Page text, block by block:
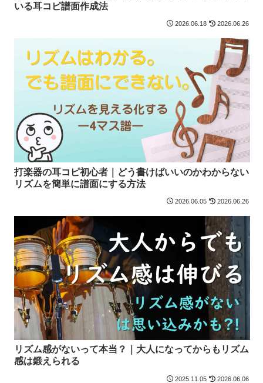
いる耳コピ譜面作成法
2026.06.18 2026.06.26
打楽器の耳コピ初心者｜どう書けばいいのかわからない
リズムを簡単に譜面にする方法
2026.06.05 2026.06.26
リズム感がないって本当？｜大人になってからもリズム
感は鍛えられる
2025.11.05 2026.06.06